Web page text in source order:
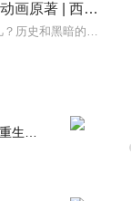
诡秘之主 | 多人有声剧丨同名动画原著 | 西幻克苏鲁 | 乌贼作品
蒸汽与机械的浪潮中，谁能触及非凡？历史和黑暗的迷雾里，又是谁在耳语？我从诡秘中醒来，睁眼看见这个世界：枪械，大炮，巨舰，飞空艇，差分机；魔药，占卜，诅咒，倒吊人...